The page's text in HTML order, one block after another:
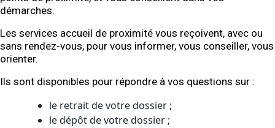
démarches.
Les services accueil de proximité vous reçoivent, avec ou
sans rendez-vous, pour vous informer, vous conseiller, vous
orienter.
Ils sont disponibles pour répondre à vos questions sur :
le retrait de votre dossier ;
le dépôt de votre dossier ;